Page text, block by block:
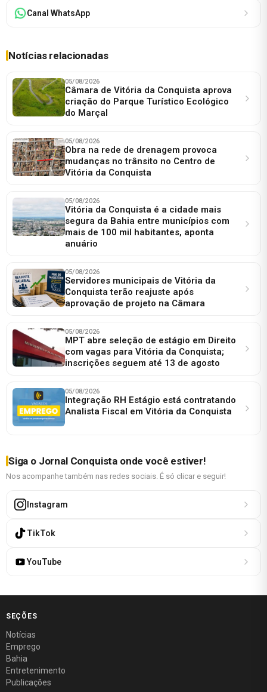
Canal WhatsApp
Notícias relacionadas
05/08/2026
Câmara de Vitória da Conquista aprova
criação do Parque Turístico Ecológico
do Marçal
05/08/2026
Obra na rede de drenagem provoca
mudanças no trânsito no Centro de
Vitória da Conquista
05/08/2026
Vitória da Conquista é a cidade mais
segura da Bahia entre municípios com
mais de 100 mil habitantes, aponta
anuário
05/08/2026
Servidores municipais de Vitória da
Conquista terão reajuste após
aprovação de projeto na Câmara
05/08/2026
MPT abre seleção de estágio em Direito
com vagas para Vitória da Conquista;
inscrições seguem até 13 de agosto
05/08/2026
Integração RH Estágio está contratando
Analista Fiscal em Vitória da Conquista
Siga o Jornal Conquista onde você estiver!
Nos acompanhe também nas redes sociais. É só clicar e seguir!
Instagram
TikTok
YouTube
SEÇÕES
Notícias
Emprego
Bahia
Entretenimento
Publicações